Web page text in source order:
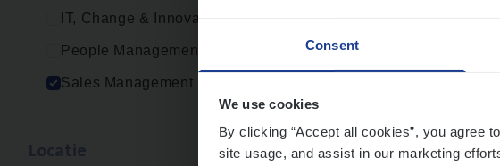
Consent
We use cookies
By clicking “Accept all cookies”, you agree
site usage, and assist in our marketing
IT, Change & Innovation
People Management
Sales Management